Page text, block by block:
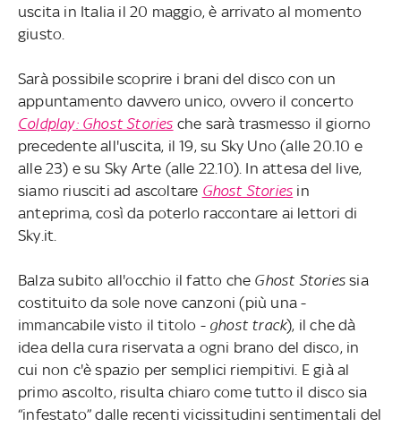
uscita in Italia il 20 maggio, è arrivato al momento
giusto.
Sarà possibile scoprire i brani del disco con un
appuntamento davvero unico, ovvero il concerto
Coldplay: Ghost Stories che sarà trasmesso il giorno
precedente all'uscita, il 19, su Sky Uno (alle 20.10 e
alle 23) e su Sky Arte (alle 22.10). In attesa del live,
siamo riusciti ad ascoltare Ghost Stories in
anteprima, così da poterlo raccontare ai lettori di
Sky.it.
Balza subito all'occhio il fatto che Ghost Stories sia
costituito da sole nove canzoni (più una -
immancabile visto il titolo - ghost track), il che dà
idea della cura riservata a ogni brano del disco, in
cui non c'è spazio per semplici riempitivi. E già al
primo ascolto, risulta chiaro come tutto il disco sia
“infestato” dalle recenti vicissitudini sentimentali del